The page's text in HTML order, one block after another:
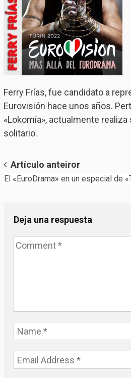
Ferry Frías, fue candidato a
Eurovisión hace unos años.
«Lokomía», actualmente
solitario.
Post
navigation
Artículo anteiror
El «EuroDrama» en un especial de
Deja una respuesta